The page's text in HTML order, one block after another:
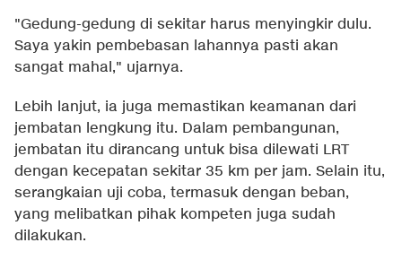
"Gedung-gedung di sekitar harus menyingkir dulu.
Saya yakin pembebasan lahannya pasti akan
sangat mahal," ujarnya.
Lebih lanjut, ia juga memastikan keamanan dari
jembatan lengkung itu. Dalam pembangunan,
jembatan itu dirancang untuk bisa dilewati LRT
dengan kecepatan sekitar 35 km per jam. Selain itu,
serangkaian uji coba, termasuk dengan beban,
yang melibatkan pihak kompeten juga sudah
dilakukan.